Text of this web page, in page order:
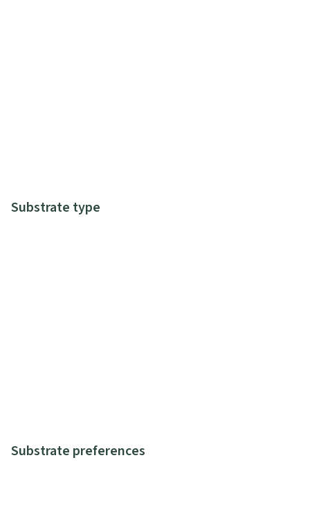
Substrate type
Substrate preferences